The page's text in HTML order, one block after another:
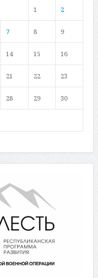
1 2
7 8 9
14 15 16
21 22 23
28 29 30